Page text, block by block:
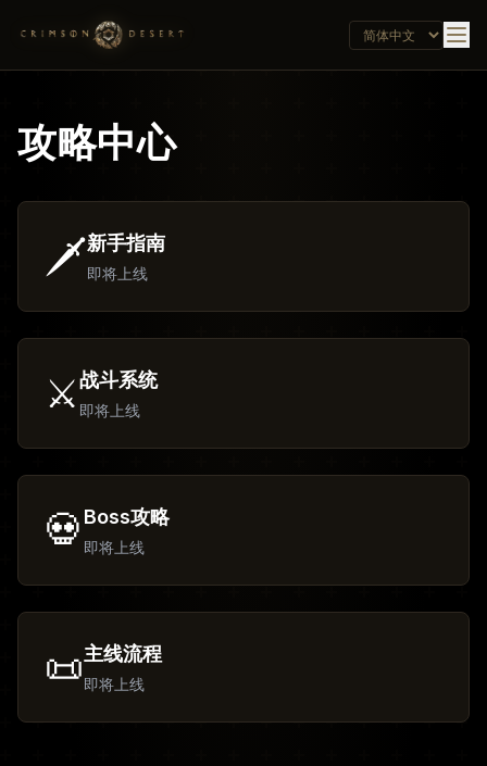
攻略中心
🗡️新手指南
即将上线
⚔️战斗系统
即将上线
💀 Boss攻略
即将上线
📜主线流程
即将上线